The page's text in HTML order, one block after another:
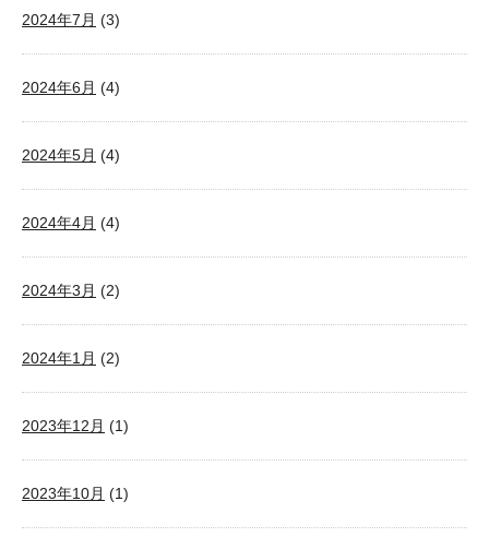
2024年7月 (3)
2024年6月 (4)
2024年5月 (4)
2024年4月 (4)
2024年3月 (2)
2024年1月 (2)
2023年12月 (1)
2023年10月 (1)